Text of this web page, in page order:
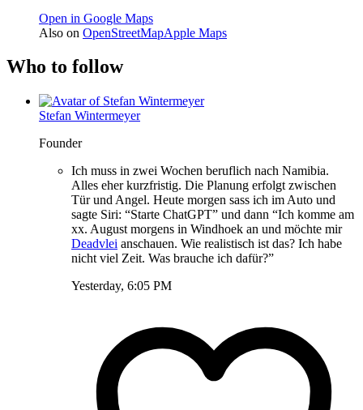
Open in Google Maps
Also on OpenStreetMapApple Maps
Who to follow
Stefan Wintermeyer
Founder
Ich muss in zwei Wochen beruflich nach Namibia.
Alles eher kurzfristig. Die Planung erfolgt zwischen
Tür und Angel. Heute morgen sass ich im Auto und
sagte Siri: “Starte ChatGPT” und dann “Ich komme am
xx. August morgens in Windhoek an und möchte mir
Deadvlei anschauen. Wie realistisch ist das? Ich habe
nicht viel Zeit. Was brauche ich dafür?”
Yesterday, 6:05 PM